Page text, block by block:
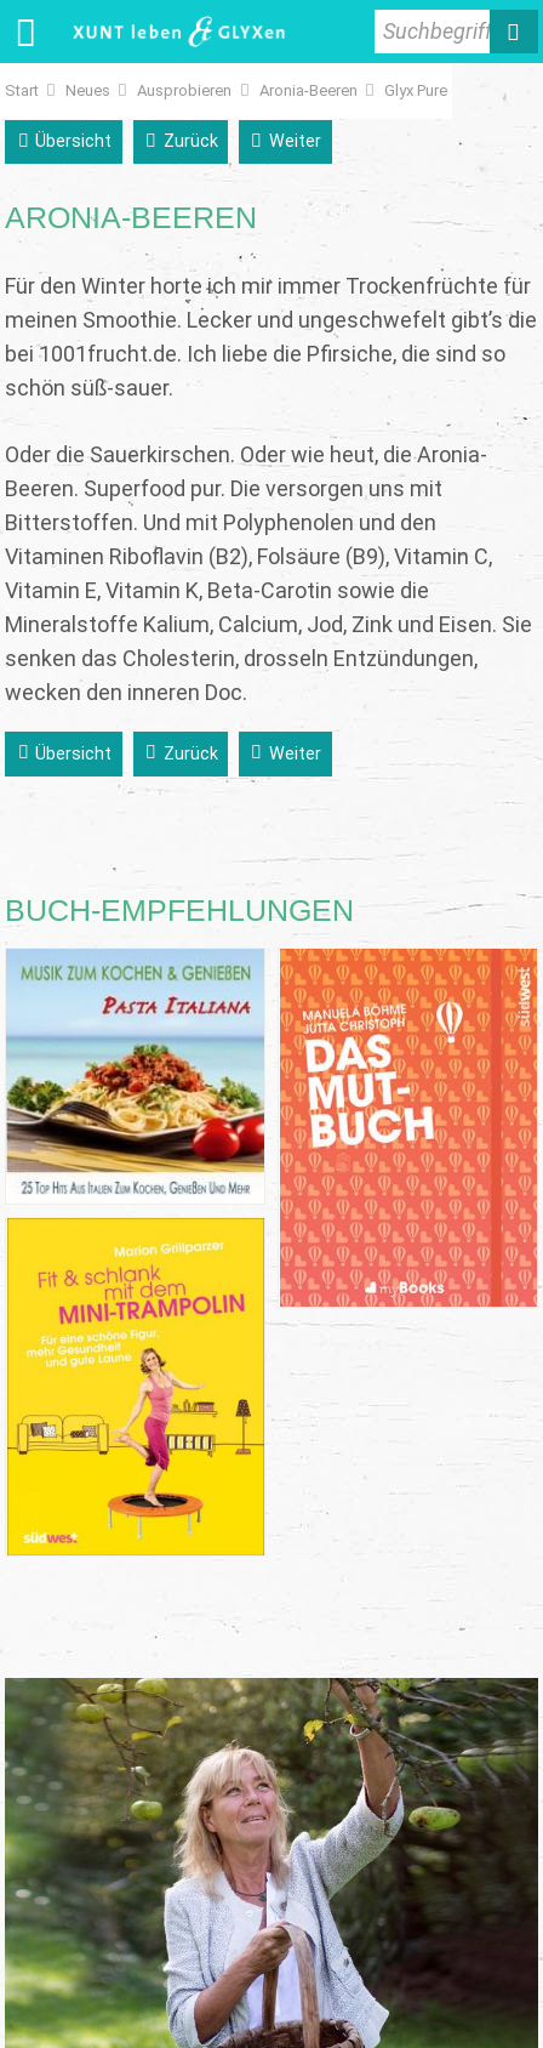
Suchbegriff
Start Neues Ausprobieren Aronia-Beeren Glyx Pure
Übersicht Zurück Weiter
ARONIA-BEEREN
Für den Winter horte ich mir immer Trockenfrüchte für
meinen Smoothie. Lecker und ungeschwefelt gibt’s die
bei 1001frucht.de. Ich liebe die Pfirsiche, die sind so
schön süß-sauer.
Oder die Sauerkirschen. Oder wie heut, die Aronia-
Beeren. Superfood pur. Die versorgen uns mit
Bitterstoffen. Und mit Polyphenolen und den
Vitaminen Riboflavin (B2), Folsäure (B9), Vitamin C,
Vitamin E, Vitamin K, Beta-Carotin sowie die
Mineralstoffe Kalium, Calcium, Jod, Zink und Eisen. Sie
senken das Cholesterin, drosseln Entzündungen,
wecken den inneren Doc.
Übersicht Zurück Weiter
BUCH-EMPFEHLUNGEN